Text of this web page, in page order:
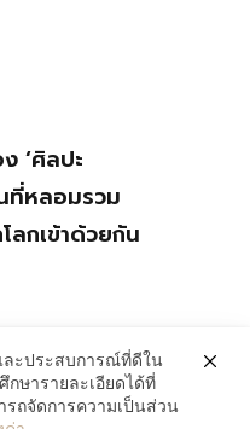
‘ศิลปะ
ที่หลอมรวม
กเข้าด้วยกัน
083-138-5607
ละประสบการณ์ที่ดีใน
ษารายละเอียดได้ที่
รถจัดการความเป็นส่วน